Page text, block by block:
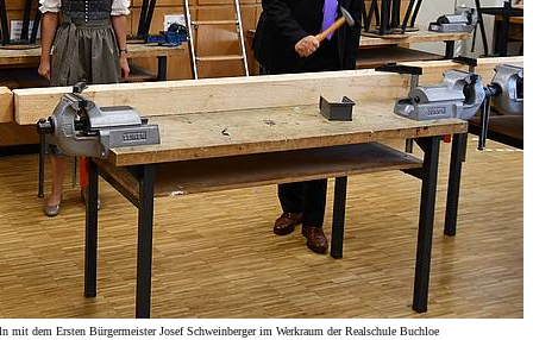
mit dem Ersten Bürgermeister Josef Schweinberger im Werkraum der Realschule Buchloe